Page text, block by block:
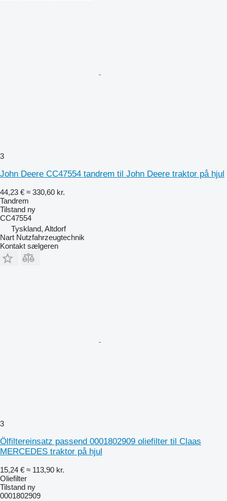
3
John Deere CC47554 tandrem til John Deere traktor på hjul
44,23 € ≈ 330,60 kr.
Tandrem
Tilstand ny
CC47554
Tyskland, Altdorf
Nart Nutzfahrzeugtechnik
Kontakt sælgeren
3
Ölfiltereinsatz passend 0001802909 oliefilter til Claas
MERCEDES traktor på hjul
15,24 € ≈ 113,90 kr.
Oliefilter
Tilstand ny
0001802909